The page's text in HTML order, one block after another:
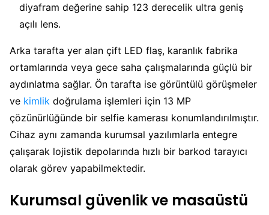
diyafram değerine sahip 123 derecelik ultra geniş
açılı lens.
Arka tarafta yer alan çift LED flaş, karanlık fabrika
ortamlarında veya gece saha çalışmalarında güçlü bir
aydınlatma sağlar. Ön tarafta ise görüntülü görüşmeler
ve kimlik doğrulama işlemleri için 13 MP
çözünürlüğünde bir selfie kamerası konumlandırılmıştır.
Cihaz aynı zamanda kurumsal yazılımlarla entegre
çalışarak lojistik depolarında hızlı bir barkod tarayıcı
olarak görev yapabilmektedir.
Kurumsal güvenlik ve masaüstü